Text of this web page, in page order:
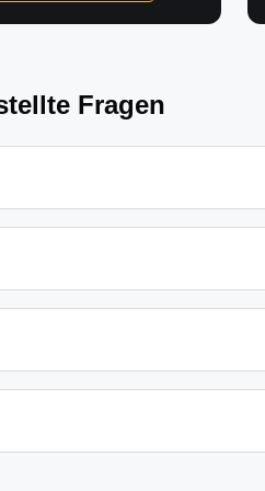
Fragen
69€ tagsüber für einfache
auch schneller.
besteht, müssen wir das